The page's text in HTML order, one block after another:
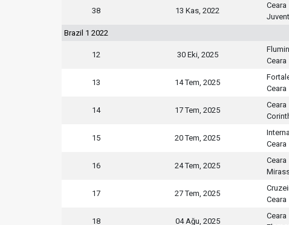
38 13 Kas, 2022
Ceara
Brazil 1 2022
12 30 Eki, 2025
Ceara
13 14 Tem, 2025
Ceara
14 17 Tem, 2025
Ceara
15 20 Tem, 2025
Ceara
16 24 Tem, 2025
Ceara
17 27 Tem, 2025
Ceara
18 04 Ağu, 2025
Ceara